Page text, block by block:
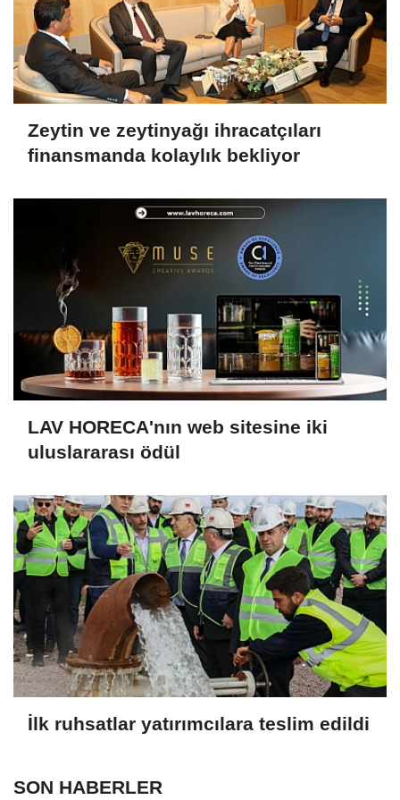
Zeytin ve zeytinyağı ihracatçıları
finansmanda kolaylık bekliyor
LAV HORECA'nın web sitesine iki
uluslararası ödül
İlk ruhsatlar yatırımcılara teslim edildi
SON HABERLER